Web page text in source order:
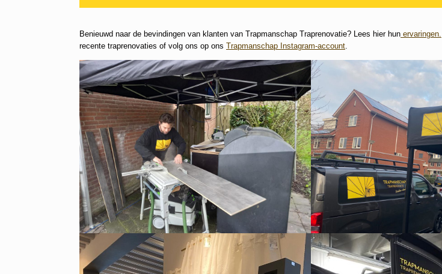
Benieuwd naar de bevindingen van klanten van Trapmanschap Traprenovatie? Lees hier hun ervaringen.
recente traprenovaties of volg ons op ons Trapmanschap Instagram-account.